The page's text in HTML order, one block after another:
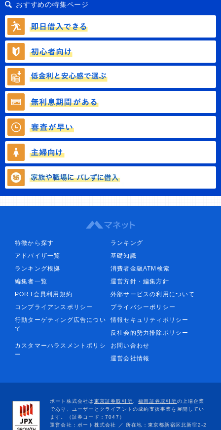
おすすめの特集ページ
特徴から探す
ランキング
アドバイザ一覧
基礎知識
ランキング根拠
消費者金融ATM検索
編集者一覧
運営方針・編集方針
PORT会員利用規約
外部サービスの利用について
コンプライアンスポリシー
プライバシーポリシー
行動ターゲティング広告につい
て
情報セキュリティポリシー
反社会的勢力排除ポリシー
カスタマーハラスメントポリシ
ー
お問い合わせ
運営会社情報